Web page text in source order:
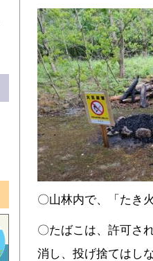
〇山林内で、「たき
〇たばこは、許可さ
消し、投げ捨てはし